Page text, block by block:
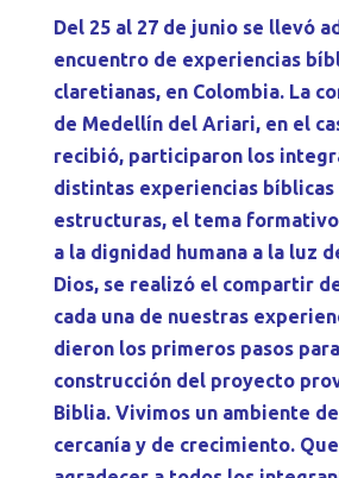
Del 25 al 27 de junio se llevó
encuentro de experiencias
claretianas, en Colombia. La
de Medellín del Ariari, en el
recibió, participaron los
distintas experiencias bíblicas
estructuras, el tema
a la dignidad humana a la luz
Dios, se realizó el compartir
cada una de nuestras
dieron los primeros pasos
construcción del proyecto
Biblia. Vivimos un ambiente
cercanía y de crecimiento.